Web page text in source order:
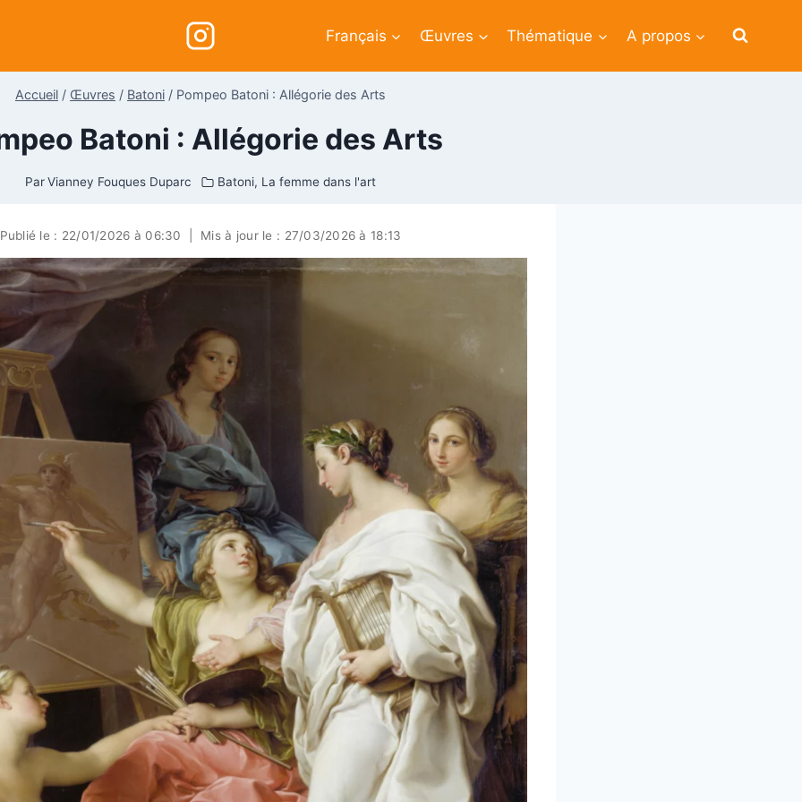
Français Œuvres Thématique A propos
Accueil / Œuvres / Batoni / Pompeo Batoni : Allégorie des Arts
Batoni : Allégorie des Arts
Par Vianney Fouques Duparc Batoni, La femme dans l'art
Publié le : 22/01/2026 à 06:30 Mis à jour le : 27/03/2026 à 18:13